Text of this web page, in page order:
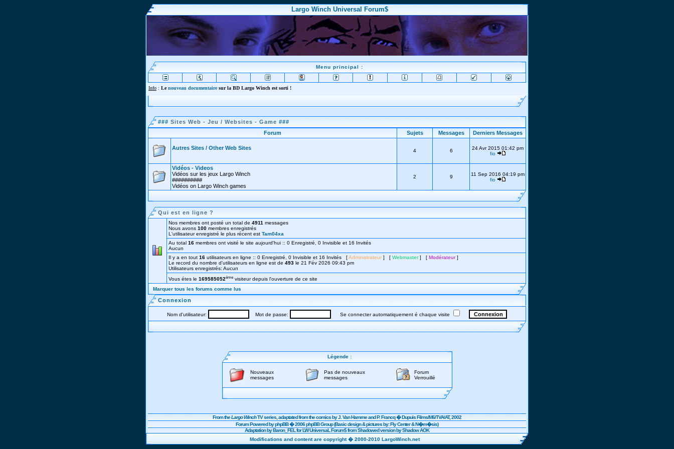
Largo Winch Universal Forum$
Menu principal :
Info : Lenouveau documentairesur la BD Largo Winch est sorti !
### Sites Web - Jeu / Websites - Game ###
Forum
Sujets Messages Derniers Messages
Autres Sites / Other Web Sites 4 6
24 Avr 2015 01:42 pm
fio
Vidéos - Videos
Vidéos sur les jeux Largo Winch
##########
Vidéos on Largo Winch games
2 9
11 Sep 2016 04:19 pm
fio
Qui est en ligne ?
Nos membres ont posté un total de 4911 messages
Nous avons 100 membres enregistrés
L'utilisateur enregistré le plus récent est Tam04xa
Au total 16 membres ont visité le site aujourd'hui :: 0 Enregistré, 0 Invisible et 16 Invités
Aucun
Il y a en tout 16 utilisateurs en ligne :: 0 Enregistré, 0 Invisible et 16 Invités [Administrateur] [ Webmaster] [ Modérateur]
Le record du nombre d'utilisateurs en ligne est de 493 le 21 Fév 2026 09:43 pm
Utilisateurs enregistrés: Aucun
Vous étes le 169585052éme visiteur depuis l'ouverture de ce site
Marquer tous les forums comme lus
Connexion
Nom d'utilisateur: Mot de passe: Se connecter automatiquement é chaque visite
Légende :
Nouveaux
messages
Pas de nouveaux
messages
Forum
Verrouillé
From theLargo WinchTV series, adaptated from the comics by J. Van Hamme and P. Francq �DupuisFilms/M6/TVA/AT, 2002
Forum Powered byphpBB� 2006 phpBB Group (Basic design & pictures by: Fly Center & N�m�sis)
Adaptation by Baron_FEL for LW UniversaL Forum$ from Shadowed version by Shadow AOK
Modifications and content are copyright � 2000-2010 LargoWinch.net